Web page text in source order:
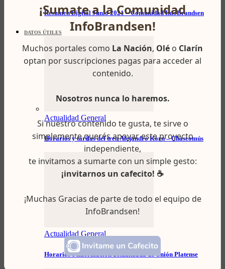
Resumen Digital Junio 2021 – Comunidad InfoBrandsen
DATOS ÚTILES
Actualidad General
Horarios y tarifas del tren Alejandro Korn – Chascomús
Actualidad General
Horarios e información actualizada de Unión Platense
¡Sumate a la Comunidad
InfoBrandsen!
Muchos portales como La Nación, Olé o Clarín
optan por suscripciones pagas para acceder al
contenido.
Nosotros nunca lo haremos.
Si nuestro contenido te gusta, te sirve o
simplemente querés apoyar este proyecto
independiente,
te invitamos a sumarte con un simple gesto:
¡invitarnos un cafecito! ☕
¡Muchas Gracias de parte de todo el equipo de
InfoBrandsen!